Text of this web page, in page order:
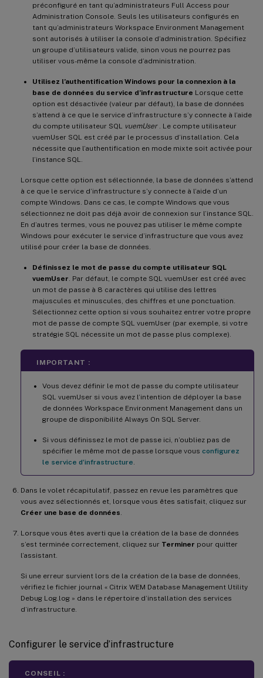
préconfiguré en tant qu’administrateurs Full Access pour
Administration Console. Seuls les utilisateurs configurés en
tant qu’administrateurs Workspace Environment Management
sont autorisés à utiliser la console d’administration. Spécifiez
un groupe d’utilisateurs valide, sinon vous ne pourrez pas
utiliser vous-même la console d’administration.
Utilisez l’authentification Windows pour la connexion à la
base de données du service d’infrastructure Lorsque cette
option est désactivée (valeur par défaut), la base de données
s’attend à ce que le service d’infrastructure s’y connecte à l’aide
du compte utilisateur SQL
vuemUser. Le compte utilisateur
vuemUser SQL est créé par le processus d’installation. Cela
nécessite que l’authentification en mode mixte soit activée pour
l’instance SQL.
Lorsque cette option est sélectionnée, la base de données s’attend
à ce que le service d’infrastructure s’y connecte à l’aide d’un
compte Windows. Dans ce cas, le compte Windows que vous
sélectionnez ne doit pas déjà avoir de connexion sur l’instance SQL.
En d’autres termes, vous ne pouvez pas utiliser le même compte
Windows pour exécuter le service d’infrastructure que vous avez
utilisé pour créer la base de données.
Définissez le mot de passe du compte utilisateur SQL
vuemUser . Par défaut, le compte SQL vuemUser est créé avec
un mot de passe à 8 caractères qui utilise des lettres
majuscules et minuscules, des chiffres et une ponctuation.
Sélectionnez cette option si vous souhaitez entrer votre propre
mot de passe de compte SQL vuemUser (par exemple, si votre
stratégie SQL nécessite un mot de passe plus complexe).
IMPORTANT :
Vous devez définir le mot de passe du compte utilisateur
SQL vuemUser si vous avez l’intention de déployer la base
de données Workspace Environment Management dans un
groupe de disponibilité Always On SQL Server.
Si vous définissez le mot de passe ici, n’oubliez pas de
spécifier le même mot de passe lorsque vous configurez
le service d’infrastructure
Dans le volet récapitulatif, passez en revue les paramètres que
vous avez sélectionnés et, lorsque vous êtes satisfait, cliquez sur
Créer une base de données
Lorsque vous êtes averti que la création de la base de données
s’est terminée correctement, cliquez sur Terminer pour quitter
l’assistant.
Si une erreur survient lors de la création de la base de données,
vérifiez le fichier journal « Citrix WEM Database Management Utility
Debug Log.log » dans le répertoire d’installation des services
d’infrastructure.
Configurer le service d’infrastructure
CONSEIL :